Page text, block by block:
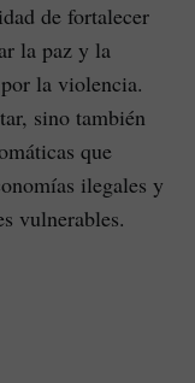
de fortalecer
la paz y la
la violencia.
sino también
que
ilegales y
vulnerables.